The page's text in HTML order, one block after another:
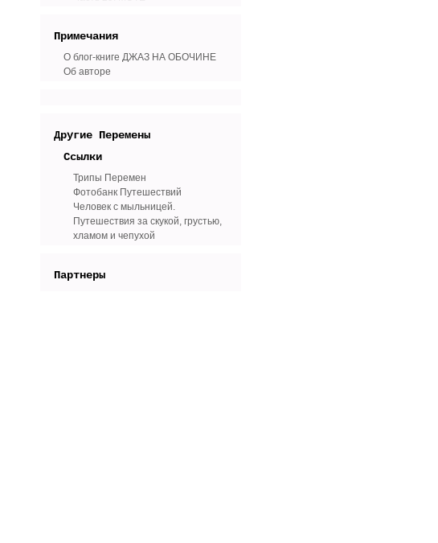
Примечания
О блог-книге ДЖАЗ НА ОБОЧИНЕ
Об авторе
Другие Перемены
Ссылки
Трипы Перемен
Фотобанк Путешествий
Человек с мыльницей.
Путешествия за скукой, грустью,
хламом и чепухой
Партнеры